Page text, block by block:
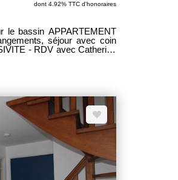
dont 4.92% TTC d'honoraires